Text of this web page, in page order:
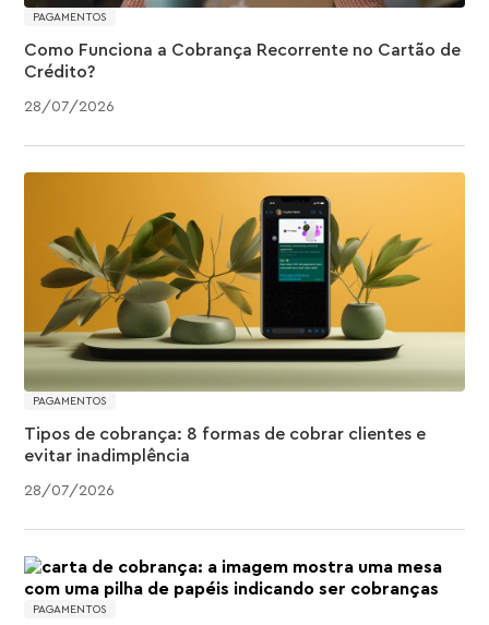
PAGAMENTOS
28/07/2026
Como Funciona a Cobrança Recorrente no Cartão de
Crédito?
PAGAMENTOS
28/07/2026
Tipos de cobrança: 8 formas de cobrar clientes e
evitar inadimplência
PAGAMENTOS